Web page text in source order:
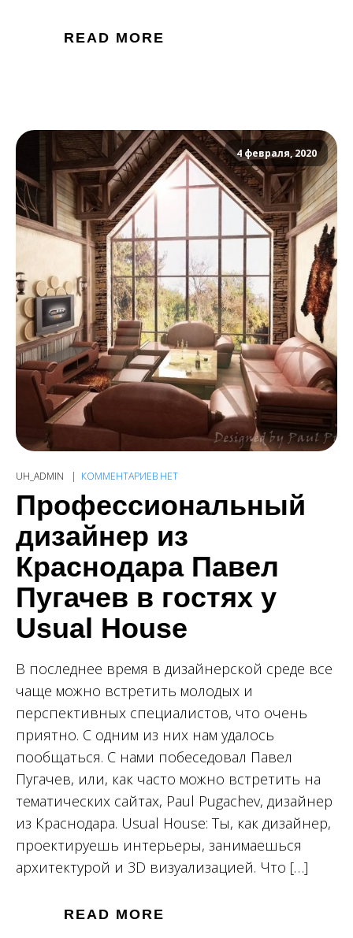
READ MORE
4 февраля, 2020
UH_ADMIN КОММЕНТАРИЕВ НЕТ
Профессиональный
дизайнер из
Краснодара Павел
Пугачев в гостях у
Usual House
В последнее время в дизайнерской среде все
чаще можно встретить молодых и
перспективных специалистов, что очень
приятно. С одним из них нам удалось
пообщаться. С нами побеседовал Павел
Пугачев, или, как часто можно встретить на
тематических сайтах, Paul Pugachev, дизайнер
из Краснодара. Usual House: Ты, как дизайнер,
проектируешь интерьеры, занимаешься
архитектурой и 3D визуализацией. Что […]
READ MORE